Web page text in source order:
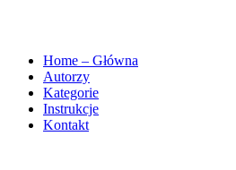
Home – Główna
Autorzy
Kategorie
Instrukcje
Kontakt